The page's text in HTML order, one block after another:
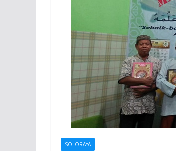
SOLORAYA